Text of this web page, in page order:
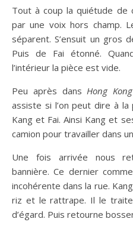
Tout à coup la quiétude de
par une voix hors champ.
séparent. S’ensuit un gros
Puis de Fai étonné.
l’intérieur la pièce est vide.
Peu après dansHong
assiste si l’on peut dire à
Kang et Fai. Ainsi Kang et
camion pour travailler dans
Une fois arrivée nous
bannière. Ce dernier
incohérente dans la rue.
riz et le rattrape. Il le traite
d’égard. Puis retourne